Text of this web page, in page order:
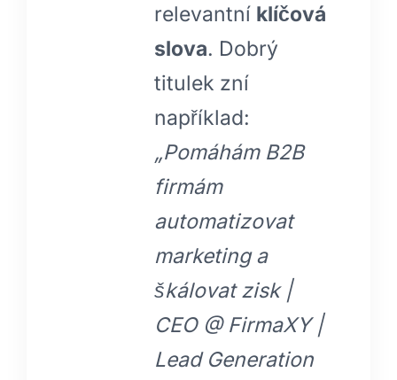
relevantní klíčová
slova. Dobrý
titulek zní
například:
„Pomáhám B2B
firmám
automatizovat
marketing a
škálovat zisk |
CEO @ FirmaXY |
Lead Generation